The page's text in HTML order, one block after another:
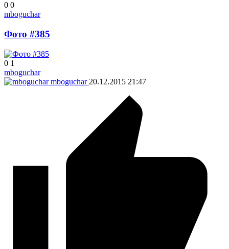
0 0
mboguchar
Фото #385
0 1
mboguchar
mboguchar 20.12.2015 21:47